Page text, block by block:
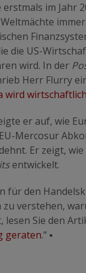
erstmals im Jahr
die US-
wird. In der
Herr Flurry
wird
er auf, wie
Mercosur
Er zeigt,
entwickelt.
für den
zu verstehen,
Sie den
geraten.“ ▪